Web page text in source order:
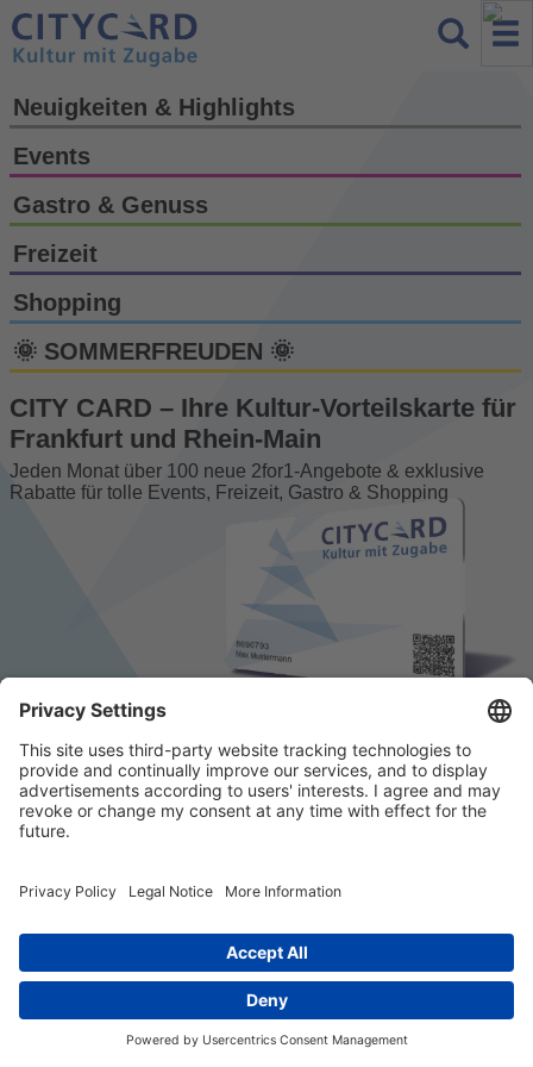
Neuigkeiten & Highlights
Events
Gastro & Genuss
Freizeit
Shopping
🌞 SOMMERFREUDEN 🌞
CITY CARD – Ihre Kultur-Vorteils­karte für
Frankfurt und Rhein-Main
Jeden Monat über 100 neue 2for1-Angebote & exklusive
Rabatte für tolle Events, Freizeit, Gastro & Shopping